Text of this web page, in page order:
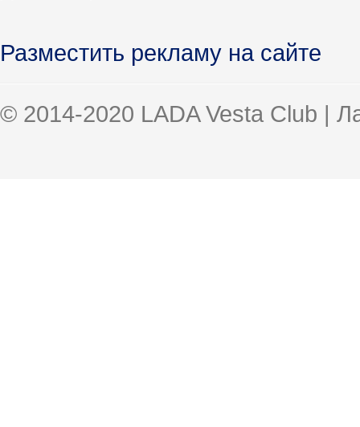
Разместить рекламу на сайте
© 2014-2020 LADA Vesta Club |